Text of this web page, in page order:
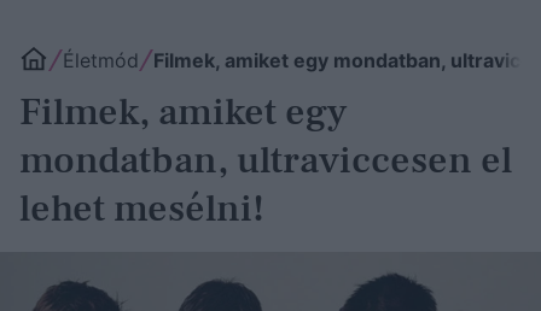
Életmód Filmek, amiket egy mondatban,
Filmek, amiket egy
mondatban, ultraviccesen el
lehet mesélni!